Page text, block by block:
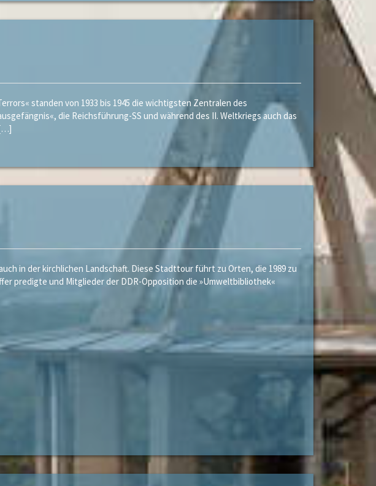
standen von 1933 bis 1945 die wichtigsten Zentralen des
die Reichsführung-SS und während des II. Weltkriegs auch das
in der kirchlichen Landschaft. Diese Stadttour führt zu Orten, die 1989 zu
predigte und Mitglieder der DDR-Opposition die »Umweltbibliothek«